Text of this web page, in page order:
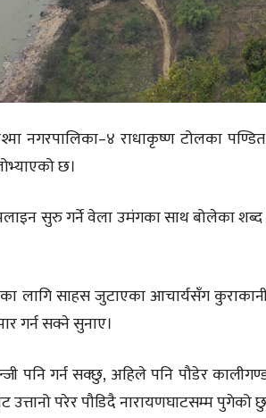
नगरपालिका–४ राधाकृष्ण टोलका
छ।
सुरु गर्ने वेला उमंगका साथ बोलेका
लागि साहस जुटाएका आचार्यसँग
गर्न सक्ने सुनाए।
पनि गर्न सक्छु, अहिले पनि पौडेर
उत्तानो परेर पौडिदै नारायणघाटसम्म पुगेको